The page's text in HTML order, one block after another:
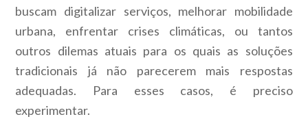
buscam digitalizar serviços, melhorar mobilidade
urbana, enfrentar crises climáticas, ou tantos
outros dilemas atuais para os quais as soluções
tradicionais já não parecerem mais respostas
adequadas. Para esses casos, é preciso
experimentar.